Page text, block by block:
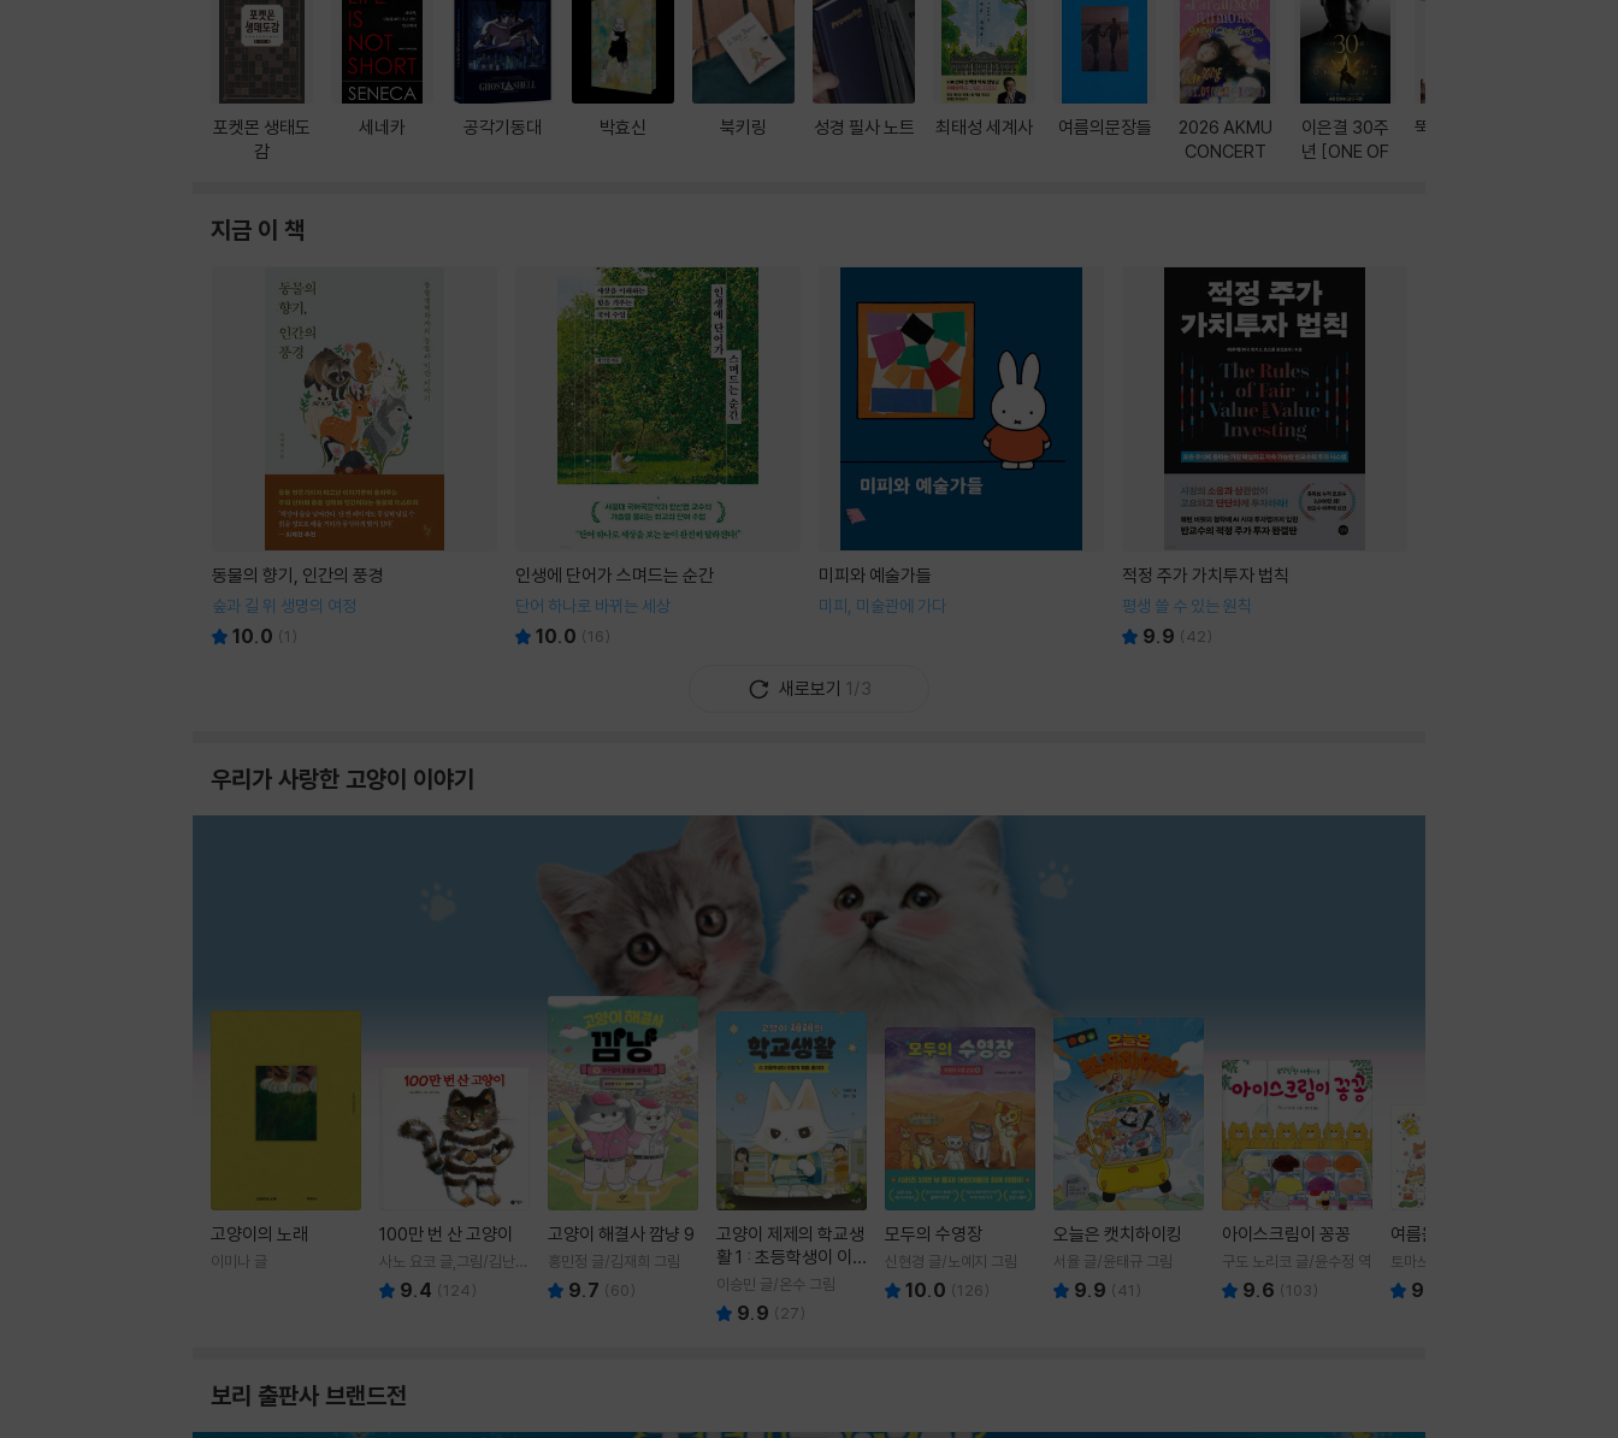
포켓몬 생태도
감
세네카 공각기동대 박효신 북키링 성경 필사 노트 최태성 세계사 여름의문장들
2026 AKMU
CONCERT
이은결 30주
년 [ONE OF
뚝딱! AI 3대장
지금 이 책
동물의 향기, 인간의 풍경
숲과 길 위 생명의 여정
10.0 (1 )
인생에 단어가 스며드는 순간
단어 하나로 바뀌는 세상
10.0 (16)
미피와 예술가들
미피, 미술관에 가다
적정 주가 가치투자 법칙
평생 쓸 수 있는 원칙
9.9 (42)
새로보기 1/3
우리가 사랑한 고양이 이야기
고양이의 노래
이미나 글
100만 번 산 고양이
사노 요코 글,그림/김난주
역 9.4 (124)
고양이 해결사 깜냥 9
홍민정 글/김재희 그림
9.7 (60)
고양이 제제의 학교생
활 1 : 초등학생이 이
렇게 힘들 줄이야
이승민 글/온수 그림
9.9 ( 27)
모두의 수영장
신현경 글/노예지 그림
10.0 (126)
오늘은 캣치하이킹
서율 글/윤태규 그림
9.9 (41 )
아이스크림이 꽁꽁
구도 노리코 글/윤수정 역
9.6 (103)
여름을 부탁해
토마쓰리 글그림
9.8
보리 출판사 브랜드전